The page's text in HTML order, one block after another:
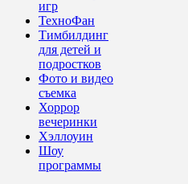
игр
ТехноФан
Тимбилдинг
для детей и
подростков
Фото и видео
съемка
Хоррор
вечеринки
Хэллоуин
Шоу
программы